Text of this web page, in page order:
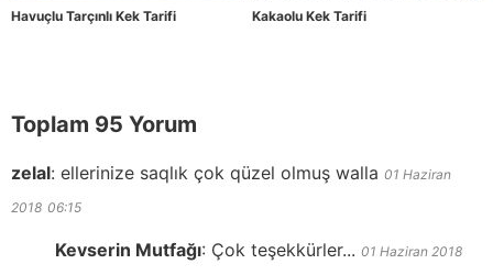
Havuçlu Tarçınlı Kek Tarifi Kakaolu Kek Tarifi
Toplam 95 Yorum
zelal: ellerinize saqlık çok qüzel olmuş walla 01 Haziran
2018 06:15
Kevserin Mutfağı: Çok teşekkürler... 01 Haziran 2018